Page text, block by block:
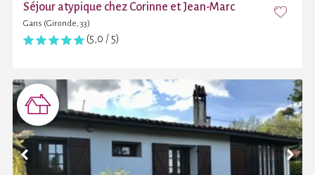
Séjour atypique chez Corinne et Jean-Marc
Gans (Gironde, 33)
(5,0 / 5)